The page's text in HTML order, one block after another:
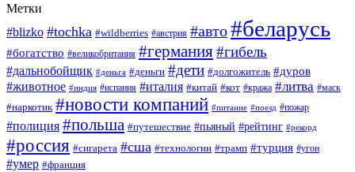
Метки
#blizko #tochka #wildberries #австрия #авто#беларусь
#богатство #великобритания #германия#гибель
#дальнобойщик #деньга #деньги #дети #долгожитель #дуров
#животное #индия #испания #италия #китай #кот #кража #литва #маск
#наркотик #новости компаний #питание #поезд #пожар
#полиция #польша #путешествие #пьяный #рейтинг #рекорд
#россия #сигарета #сша #технологии #трамп #турция #угон
#умер #франция